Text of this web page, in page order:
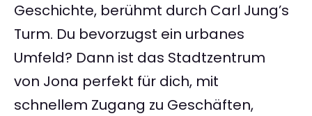
Geschichte, berühmt durch Carl Jung’s
Turm. Du bevorzugst ein urbanes
Umfeld? Dann ist das Stadtzentrum
von Jona perfekt für dich, mit
schnellem Zugang zu Geschäften,